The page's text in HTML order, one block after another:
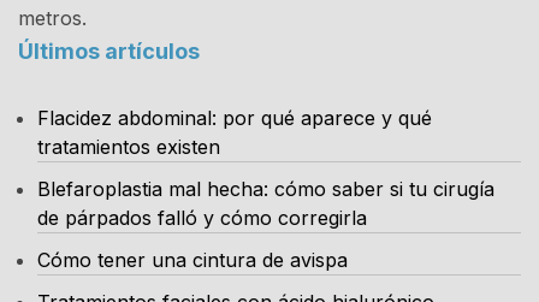
metros.
Últimos artículos
Flacidez abdominal: por qué aparece y qué
tratamientos existen
Blefaroplastia mal hecha: cómo saber si tu cirugía
de párpados falló y cómo corregirla
Cómo tener una cintura de avispa